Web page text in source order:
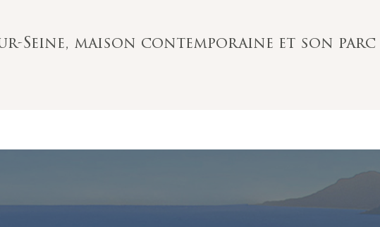
Seine, maison contemporaine et son parc